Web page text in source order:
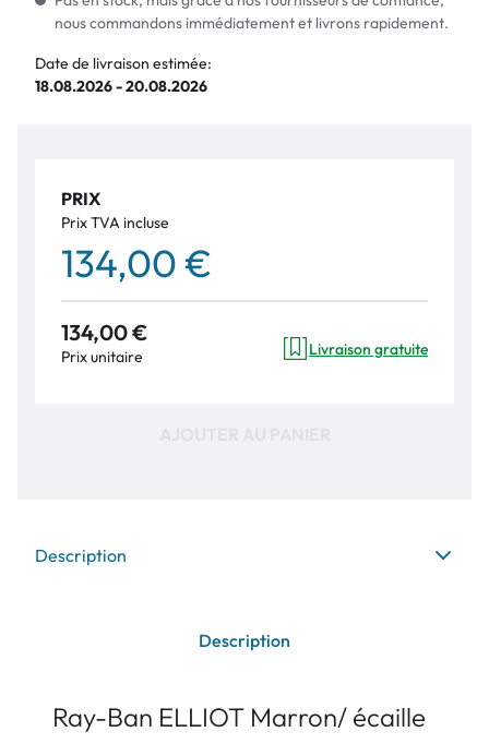
nous commandons immédiatement et livrons rapidement.
Date de livraison estimée:
18.08.2026 - 20.08.2026
PRIX
Prix TVA incluse
134,00 €
134,00 €
Prix unitaire Livraison gratuite
Description
Description
Ray-Ban ELLIOT Marron/ écaille